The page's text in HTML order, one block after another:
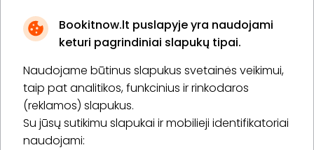
Bookitnow.lt puslapyje yra naudojami
keturi pagrindiniai slapukų tipai.
Naudojame būtinus slapukus svetainės veikimui,
taip pat analitikos, funkcinius ir rinkodaros
(reklamos) slapukus.
Su jūsų sutikimu slapukai ir mobilieji identifikatoriai
naudojami:
* Susipažinau su privatumo politika
Prenumeruoti